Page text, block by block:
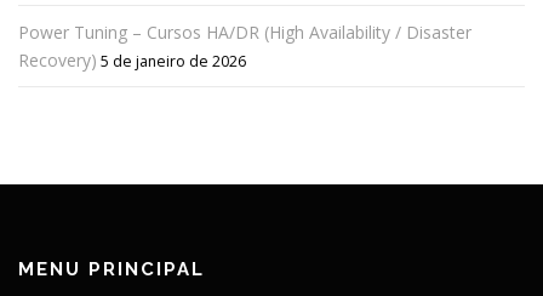
Power Tuning – Cursos HA/DR (High Availability / Disaster
Recovery) 5 de janeiro de 2026
MENU PRINCIPAL